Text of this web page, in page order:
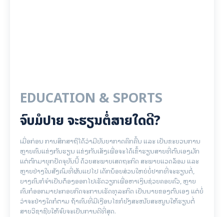
EDUCATION & SPORTS
ຈົບມໍປາຍ ຈະຮຽນຕໍ່ສາຍໃດດີ?
ເມື່ອກ່ອນ ການສຶກສາຖືໄດ້ວ່າມີບັນຍາກາດຄຶກຄື້ນ ແລະ ເປັນຂະບວນການ
ຫຼາຍຄົນແຂ່ງກັນຮຽນ ແຂ່ງກັນເສັງເພື່ອຈະໄດ້ເຂົ້າຮຽນສາຍທີ່ຕົນເອງມັກ
ແຕ່ຕົກມາຍຸກປັດຈຸບັນນີ້ ດ້ວຍສະພາບເສດຖະກິດ ສະພາບແວດລ້ອມ ແລະ
ຫຼາຍຢ່າງໃນສັງຄົມທີ່ຜັນແປໄປ ເດັກນ້ອຍສ່ວນໃຫຍ່ບໍ່ຢາກທີ່ຈະຮຽນຕໍ່,
ບາງຄົນກໍຈຳເປັນຕ້ອງອອກໄປເຮັດວຽກເພື່ອຫາເງິນຊ່ວຍຄອບຄົວ, ຫຼາຍ
ຄົນກໍອອກມາປະກອບກິດຈະການເຮັດທຸລະກິດ ເປັນນາຍຂອງຕົນເອງ ແຕ່ບໍ່
ວ່າຈະຢ່າງໃດກໍຕາມ ຖ້າຄົນທີ່ມີເງືອນໄຂກໍຍັງສະໜັບສະໜູນໃຫ້ຮຽນຕໍ່
ສາຍວິຊາຊີບໃຫ້ຈົບຈະເປັນການດີທີ່ສຸດ.